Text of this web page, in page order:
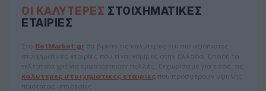
ΟΙ ΚΑΛΎΤΕΡΕΣ ΣΤΟΙΧΗΜΑΤΙΚΈΣ
ΕΤΑΙΡΊΕΣ
Στο BetMarket.grθα βρείτε τις καλύτερες και πιο αξιόπιστες
στοιχηματικές εταιρίες που είναι νόμιμες στην Ελλάδα. Επειδή τα
τελευταία χρόνια εμφανίστηκαν πολλές, ξεχωρίσαμε για εσάς, τις
καλύτερες στοιχηματικές εταιρίεςπου προσφέρουν υψηλής
ποιότητας υπηρεσίες.